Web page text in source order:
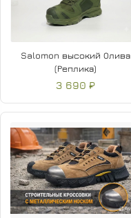
Salomon высокий Олива
(Реплика)
3 690 ₽